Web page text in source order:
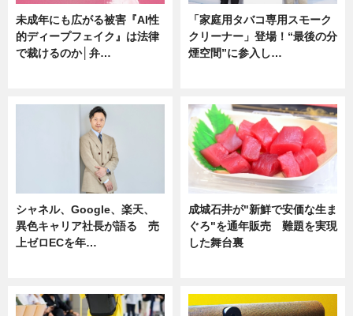
未成年にも広がる被害『AI性
的ディープフェイク』は法律
で裁けるのか│弁…
「家庭用タバコ専用スモーク
クリーナー」登場！“最後の分
煙空間”に参入し…
シャネル、Google、楽天、
異色キャリア社長が語る 売
上ゼロECを年…
成城石井が"新鮮で安価な生ま
ぐろ"を通年販売 難題を実現
した舞台裏